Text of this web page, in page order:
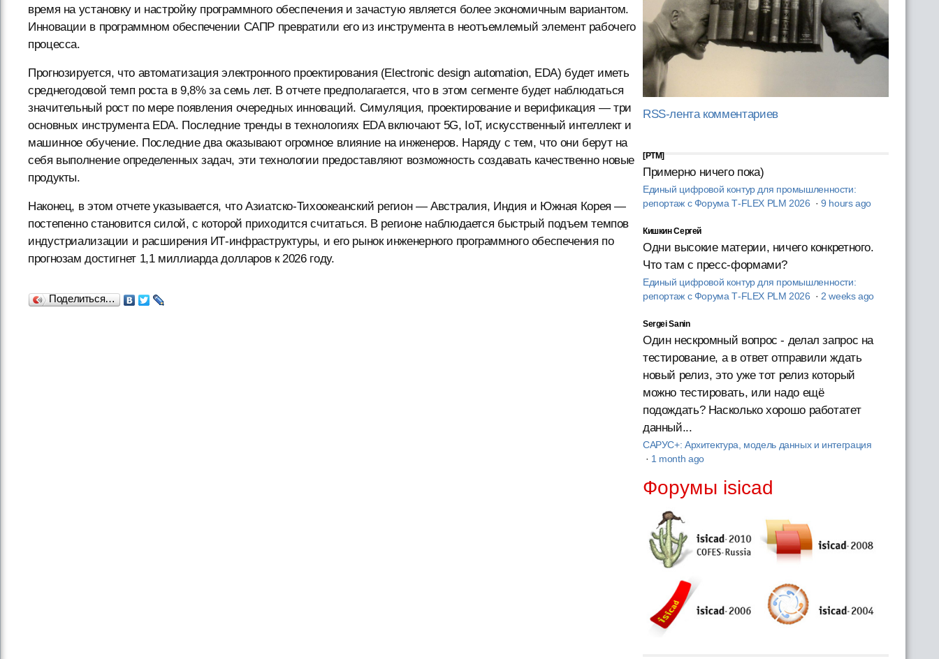
время на установку и настройку программного обеспечения и зачастую является более экономичным вариантом.
Инновации в программном обеспечении САПР превратили его из инструмента в неотъемлемый элемент рабочего
процесса.
Прогнозируется, что автоматизация электронного проектирования (Electronic design automation, EDA) будет иметь
среднегодовой темп роста в 9,8% за семь лет. В отчете предполагается, что в этом сегменте будет наблюдаться
значительный рост по мере появления очередных инноваций. Симуляция, проектирование и верификация — три
основных инструмента EDA. Последние тренды в технологиях EDA включают 5G, IoT, искусственный интеллект и
машинное обучение. Последние два оказывают огромное влияние на инженеров. Наряду с тем, что они берут на
себя выполнение определенных задач, эти технологии предоставляют возможность создавать качественно новые
продукты.
Наконец, в этом отчете указывается, что Азиатско-Тихоокеанский регион — Австралия, Индия и Южная Корея —
постепенно становится силой, с которой приходится считаться. В регионе наблюдается быстрый подъем темпов
индустриализации и расширения ИТ-инфраструктуры, и его рынок инженерного программного обеспечения по
прогнозам достигнет 1,1 миллиарда долларов к 2026 году.
Поделиться…
RSS-лента комментариев
[PTM]
Примерно ничего пока)
Единый цифровой контур для промышленности:
репортаж с Форума T‑FLEX PLM 2026 ·9 hours ago
Кишкин Сергей
Одни высокие материи, ничего конкретного.
Что там с пресс-формами?
Единый цифровой контур для промышленности:
репортаж с Форума T‑FLEX PLM 2026 · 2 weeks ago
Sergei Sanin
Один нескромный вопрос - делал запрос на
тестирование, а в ответ отправили ждать
новый релиз, это уже тот релиз который
можно тестировать, или надо ещё
подождать? Насколько хорошо работатет
данный...
САРУС+: Архитектура, модель данных и интеграция
· 1 month ago
Форумы isicad